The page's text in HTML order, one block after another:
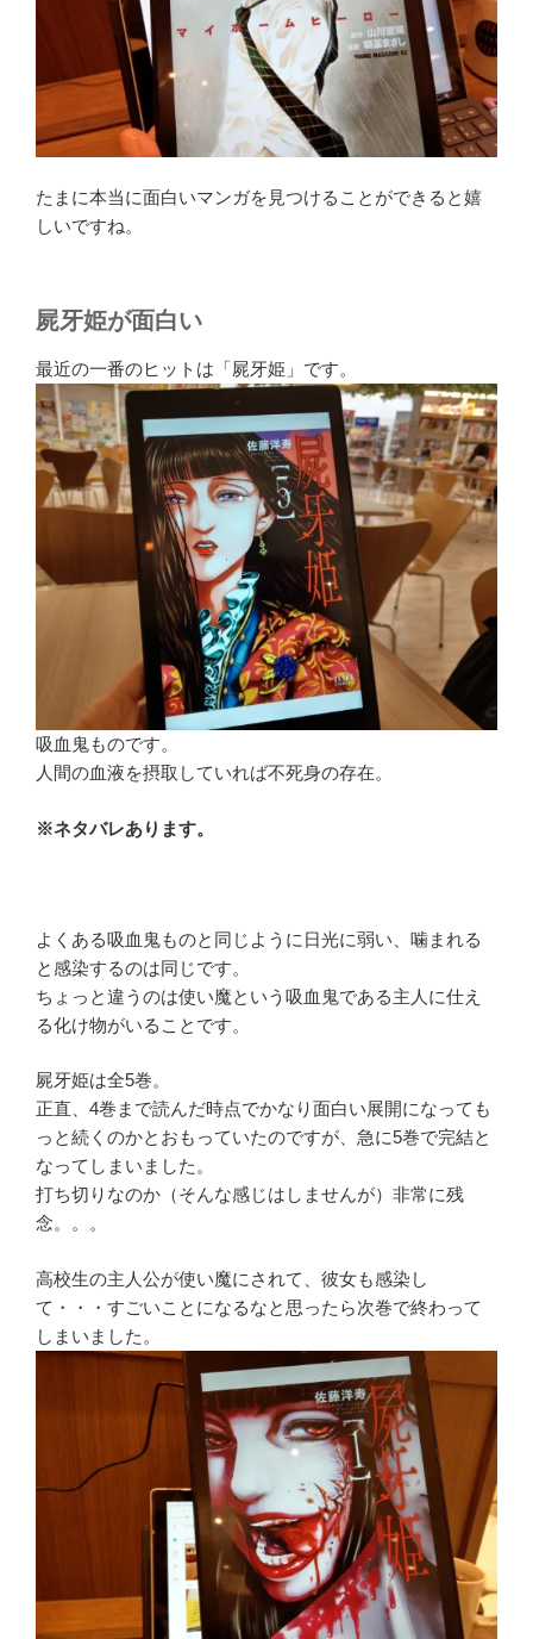
たまに本当に面白いマンガを見つけることができると嬉
しいですね。
屍牙姫が面白い
最近の一番のヒットは「屍牙姫」です。
吸血鬼ものです。
人間の血液を摂取していれば不死身の存在。
※ネタバレあります。
よくある吸血鬼ものと同じように日光に弱い、噛まれる
と感染するのは同じです。
ちょっと違うのは使い魔という吸血鬼である主人に仕え
る化け物がいることです。
屍牙姫は全5巻。
正直、4巻まで読んだ時点でかなり面白い展開になっても
っと続くのかとおもっていたのですが、急に5巻で完結と
なってしまいました。
打ち切りなのか（そんな感じはしませんが）非常に残
念。。。
高校生の主人公が使い魔にされて、彼女も感染し
て・・・すごいことになるなと思ったら次巻で終わって
しまいました。